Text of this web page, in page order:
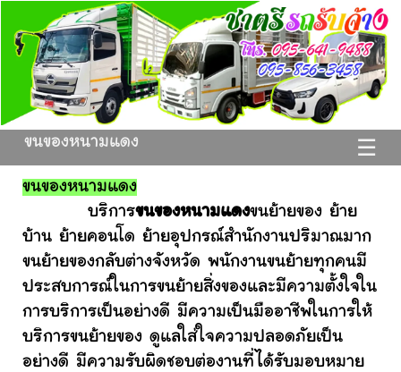
☰
ขนของหนามแดง
ขนของหนามแดง
บริการขนของหนามแดงขนย้ายของ ย้าย
บ้าน ย้ายคอนโด ย้ายอุปกรณ์สำนักงานปริมาณมาก
ขนย้ายของกลับต่างจังหวัด พนักงานขนย้ายทุกคนมี
ประสบการณ์ในการขนย้ายสิ่งของและมีความตั้งใจใน
การบริการเป็นอย่างดี มีความเป็นมืออาชีพในการให้
บริการขนย้ายของ ดูแลใส่ใจความปลอดภัยเป็น
อย่างดี มีความรับผิดชอบต่องานที่ได้รับมอบหมาย